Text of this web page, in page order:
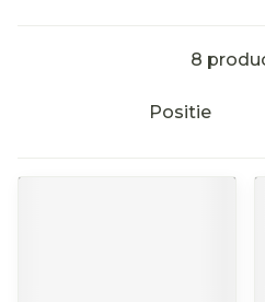
8
Sorteer op: